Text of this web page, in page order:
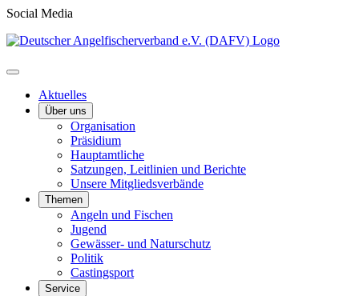
Social Media
Aktuelles
Über uns
Organisation
Präsidium
Hauptamtliche
Satzungen, Leitlinien und Berichte
Unsere Mitgliedsverbände
Themen
Angeln und Fischen
Jugend
Gewässer- und Naturschutz
Politik
Castingsport
Service